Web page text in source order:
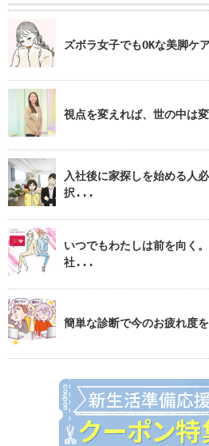
ズボラ女子でもOKな美脚ケ
視点を変えれば、世の中
入社後に家探しを始める人
択...
いつでもわたしは前を向く
社...
簡単な診断で今のお疲れ度